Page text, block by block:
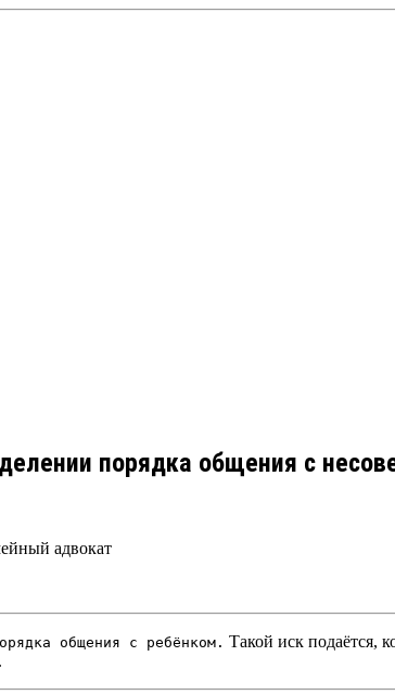
порядка общения с
адвокат
общения с ребёнком. Такой иск подаётся,